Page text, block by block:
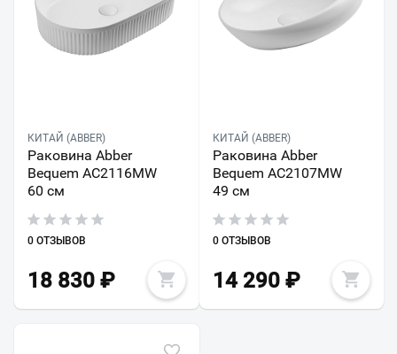
КИТАЙ (ABBER)
Раковина Abber
Bequem AC2116MW
60 см
0 ОТЗЫВОВ
18 830 ₽
КИТАЙ (ABBER)
Раковина Abber
Bequem AC2107MW
49 см
0 ОТЗЫВОВ
14 290₽